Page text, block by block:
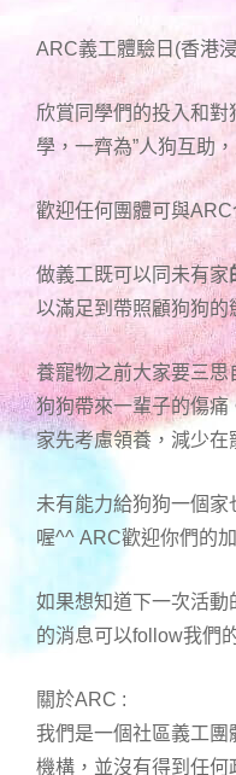
ARC義工體驗日(香港
欣賞同學們的投入和對
學，一齊為”人狗互助
歡迎任何團體可與ARC
做義工既可以同未有家
以滿足到帶照顧狗狗的
養寵物之前大家要三
狗狗帶來一輩子的傷痛
家先考慮領養，減少在
未有能力給狗狗一個
喔^^ ARC歡迎你們的
如果想知道下一次活動
的消息可以follow我們
關於ARC :
我們是一個社區義工
機構，並沒有得到任